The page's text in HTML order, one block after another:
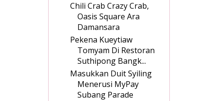
Chili Crab Crazy Crab,
Oasis Square Ara
Damansara
Pekena Kueytiaw
Tomyam Di Restoran
Suthipong Bangk...
Masukkan Duit Syiling
Menerusi MyPay
Subang Parade